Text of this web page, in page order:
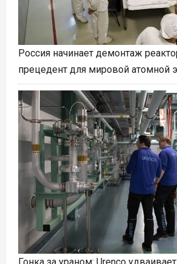
Россия начинает демонтаж
прецедент для мировой атомной